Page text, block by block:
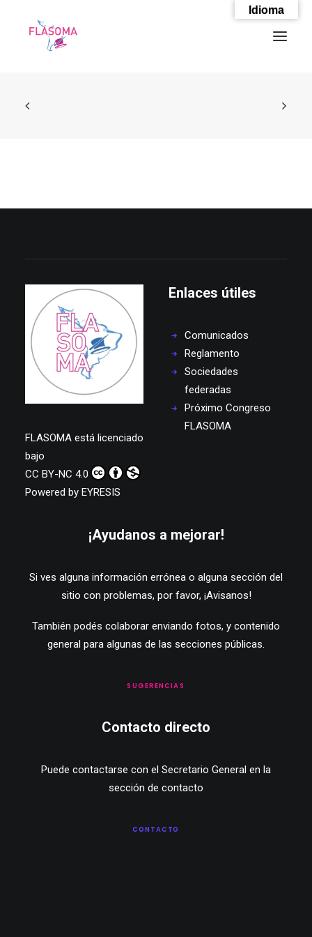
SEARCH
FLASOMA está licenciado
bajo
CC BY-NC 4.0
Powered by EYRESIS
Enlaces útiles
Comunicados
Reglamento
Sociedades
federadas
Próximo Congreso
FLASOMA
¡Ayudanos a mejorar!
Si ves alguna información errónea o alguna sección del
sitio con problemas, por favor, ¡Avisanos!
También podés colaborar enviando fotos, y contenido
general para algunas de las secciones públicas.
SUGERENCIAS
Contacto directo
Puede contactarse con el Secretario General en la
sección de contacto
CONTACTO
Idioma